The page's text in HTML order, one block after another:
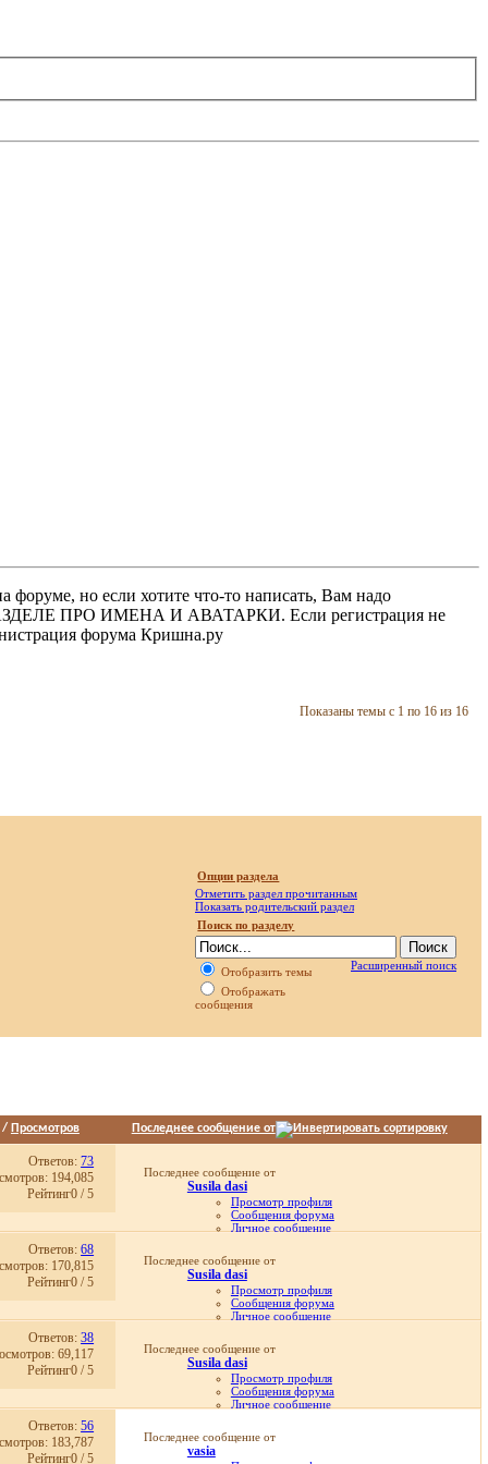
но если хотите что-то написать, Вам надо
РАЗДЕЛЕ ПРО ИМЕНА И АВАТАРКИ. Если регистрация не
форума Кришна.ру
Показаны темы с 1 по 16 из 16
Опции раздела
Отметить раздел прочитанным
Показать родительский раздел
Поиск по разделу
Отобразить темы
Отображать
сообщения
Расширенный поиск
Просмотров Последнее сообщение от
Ответов:73
194,085
Рейтинг0 / 5
Последнее сообщение от
Susila dasi
Просмотр профиля
Сообщения форума
Личное сообщение
17.12.2017,13:59
Ответов:68
170,815
Рейтинг0 / 5
Последнее сообщение от
Susila dasi
Просмотр профиля
Сообщения форума
Личное сообщение
15.09.2014,21:21
Ответов:38
69,117
Рейтинг0 / 5
Последнее сообщение от
Susila dasi
Просмотр профиля
Сообщения форума
Личное сообщение
29.01.2014,17:23
Ответов:56
183,787
Рейтинг0 / 5
Последнее сообщение от
vasia